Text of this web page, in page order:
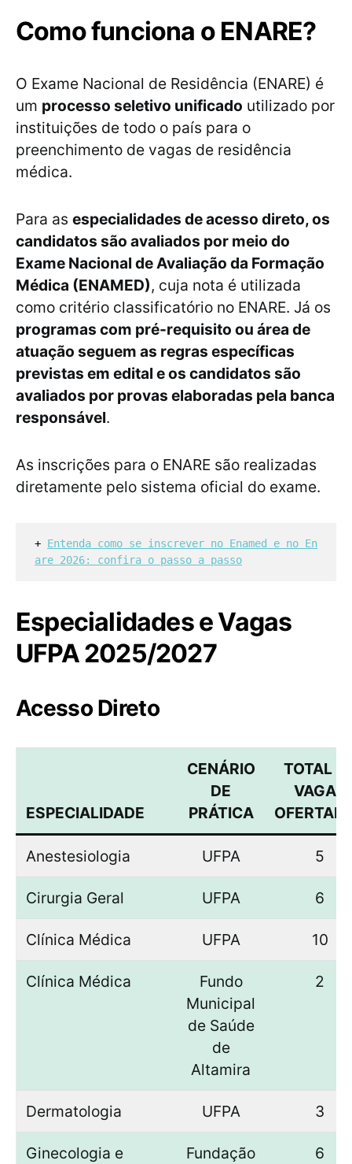
Como funciona o ENARE?
O Exame Nacional de Residência (ENARE) é
um processo seletivo unificado utilizado por
instituições de todo o país para o
preenchimento de vagas de residência
médica.
Para as especialidades de acesso direto, os
candidatos são avaliados por meio do
Exame Nacional de Avaliação da Formação
Médica (ENAMED), cuja nota é utilizada
como critério classificatório no ENARE. Já os
programas com pré-requisito ou área de
atuação seguem as regras específicas
previstas em edital e os candidatos são
avaliados por provas elaboradas pela banca
responsável.
As inscrições para o ENARE são realizadas
diretamente pelo sistema oficial do exame.
+ Entenda como se inscrever no Enamed e no En
are 2026: confira o passo a passo
Especialidades e Vagas
UFPA 2025/2027
Acesso Direto
ESPECIALIDADE
CENÁRIO
DE
PRÁTICA
TOTAL
VAGAS
Anestesiologia UFPA 5
Cirurgia Geral UFPA 6
Clínica Médica UFPA 10
Clínica Médica
Fundo
Municipal
de Saúde
de
Altamira
2
Dermatologia UFPA 3
Ginecologia e
Fundação
6